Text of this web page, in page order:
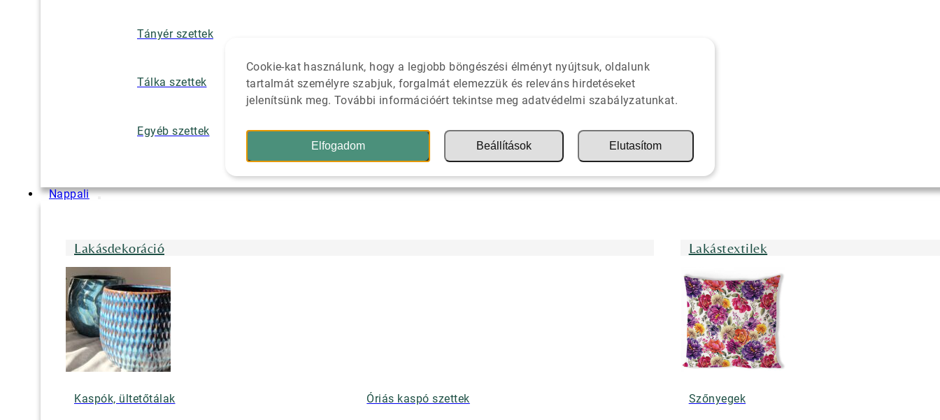
Tányér szettek
Tálka szettek
Egyéb szettek
Nappali
Lakásdekoráció
Kaspók, ültetőtálak Óriás kaspó szettek
Lakástextilek
Szőnyegek
Cookie-kat használunk, hogy a legjobb böngészési élményt nyújtsuk, oldalunk
tartalmát személyre szabjuk, forgalmát elemezzük és releváns hirdetéseket
jelenítsünk meg. További információért tekintse meg adatvédelmi szabályzatunkat.
Elfogadom Beállítások Elutasítom